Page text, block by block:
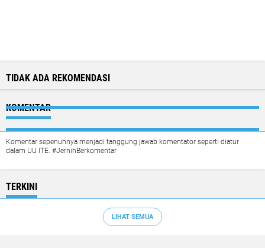
TIDAK ADA REKOMENDASI
KOMENTAR
Komentar sepenuhnya menjadi tanggung jawab komentator seperti diatur
dalam UU ITE. #JernihBerkomentar
TERKINI
LIHAT SEMUA